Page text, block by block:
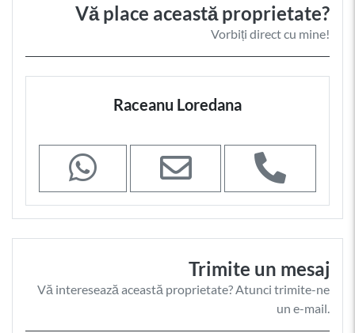
Vă place această proprietate?
Vorbiți direct cu mine!
Raceanu Loredana
Trimite un mesaj
Vă interesează această proprietate? Atunci trimite-ne
un e-mail.